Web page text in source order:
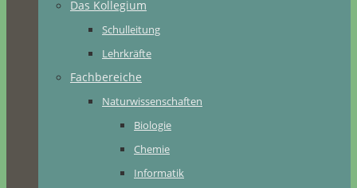
Das Kollegium
Schulleitung
Lehrkräfte
Fachbereiche
Naturwissenschaften
Biologie
Chemie
Informatik